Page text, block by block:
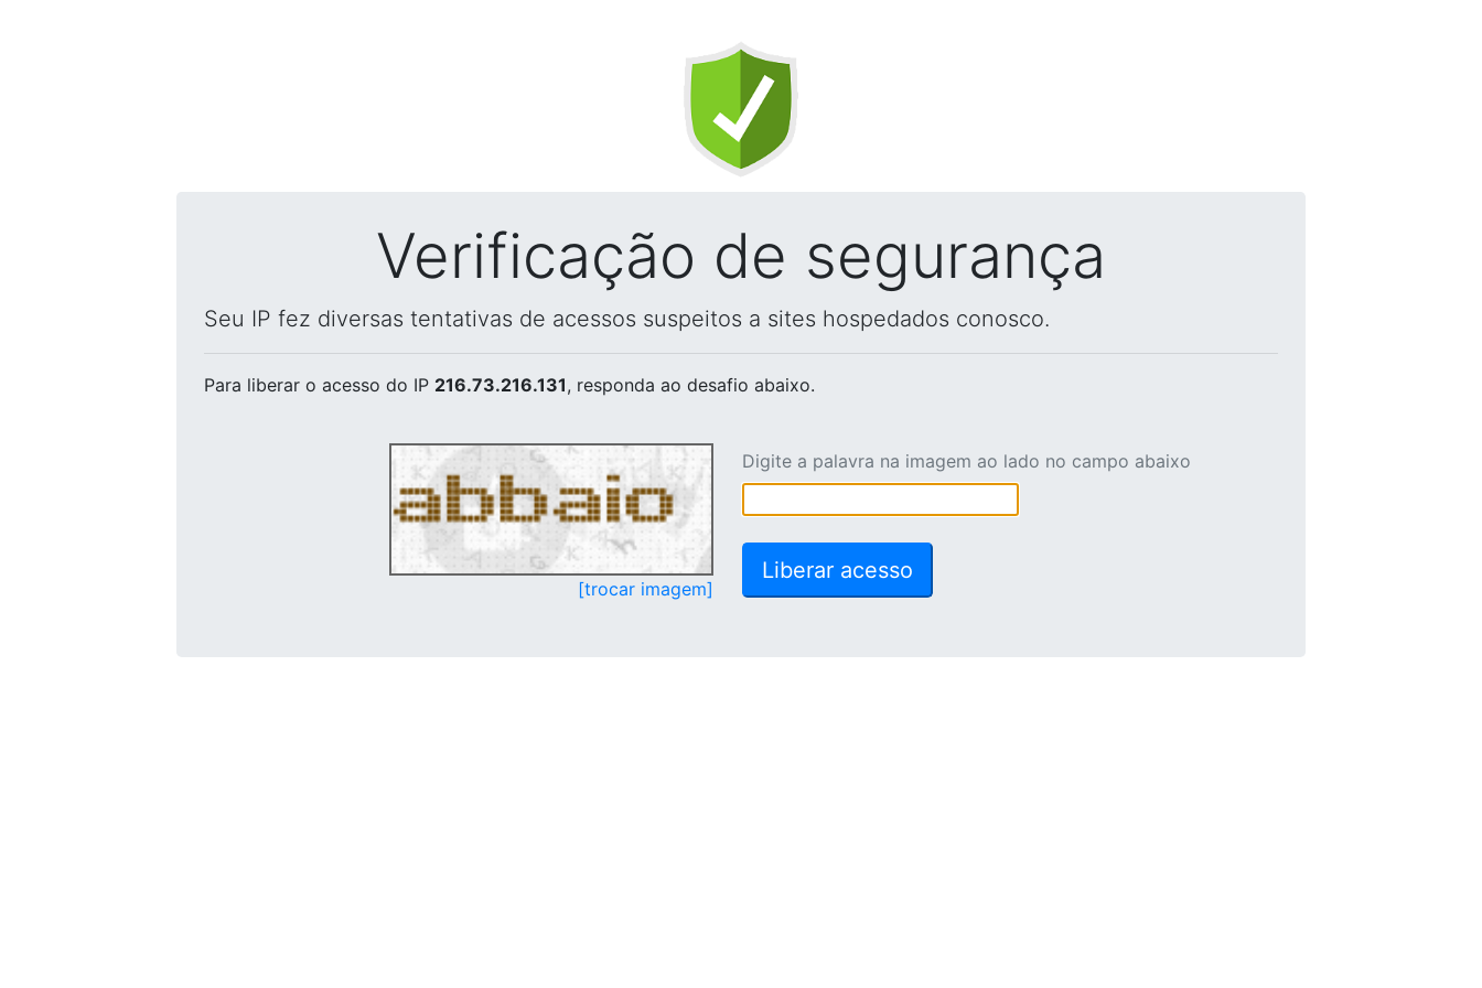
Verificação de segurança
Seu IP fez diversas tentativas de acessos suspeitos a sites hospedados conosco.
Para liberar o acesso do IP 216.73.216.131, responda ao desafio abaixo.
[trocar imagem]
Digite a palavra na imagem ao lado no campo abaixo